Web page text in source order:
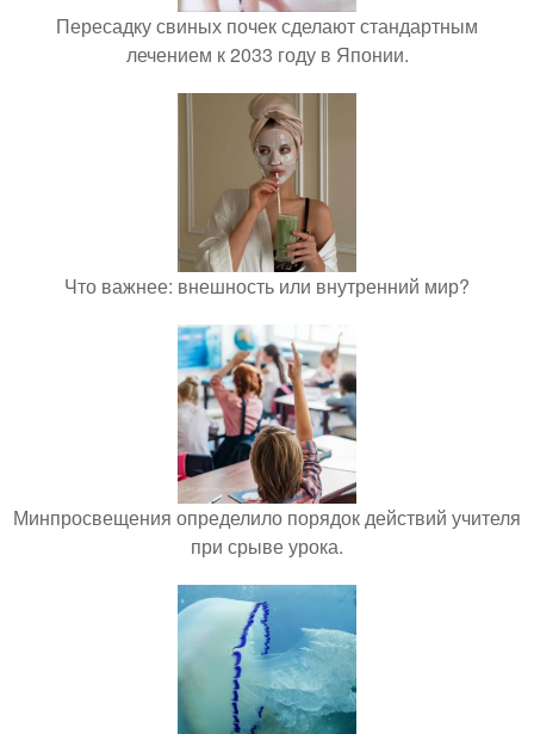
Пересадку свиных почек сделают стандартным
лечением к 2033 году в Японии.
Что важнее: внешность или внутренний мир?
Минпросвещения определило порядок действий учителя
при срыве урока.